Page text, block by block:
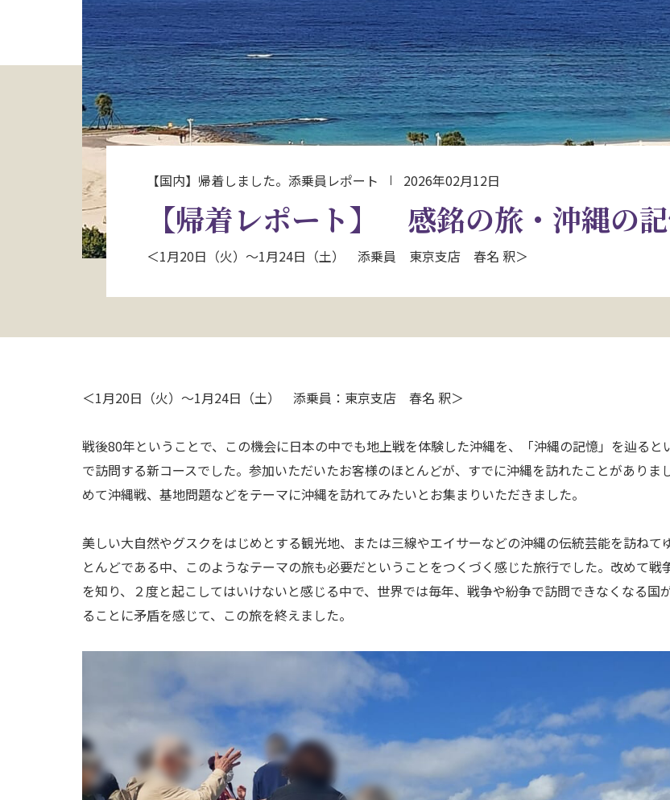
【国内】帰着しました。添乗員レポート 2026年02月12日
【帰着レポート】 感銘の旅・沖縄
＜1月20日（火）～1月24日（土） 添乗員 東京支店 春名 釈＞
＜1月20日（火）～1月24日（土） 添乗員：東京支店 春名 釈＞
戦後80年ということで、この機会に日本の中でも地上戦を体験した沖縄を、「沖縄の記憶」を辿ると
で訪問する新コースでした。参加いただいたお客様のほとんどが、すでに沖縄を訪れたことがありま
めて沖縄戦、基地問題などをテーマに沖縄を訪れてみたいとお集まりいただきました。
美しい大自然やグスクをはじめとする観光地、または三線やエイサーなどの沖縄の伝統芸能を訪ねて
とんどである中、このようなテーマの旅も必要だということをつくづく感じた旅行でした。改めて戦
を知り、２度と起こしてはいけないと感じる中で、世界では毎年、戦争や紛争で訪問できなくなる国
ることに矛盾を感じて、この旅を終えました。